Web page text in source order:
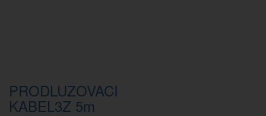
PRODLUZOVACI
KABEL3Z 5m